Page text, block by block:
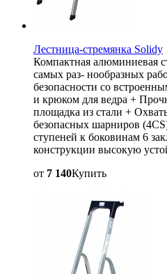
Лестница-стремянка Solidy
Компактная алюминиевая
самых раз- нообразных
безопасности со
и крюком для ведра +
площадка из стали +
безопасных шарниров
ступеней к боковинам 6
конструкции высокую
от 7 140Купить